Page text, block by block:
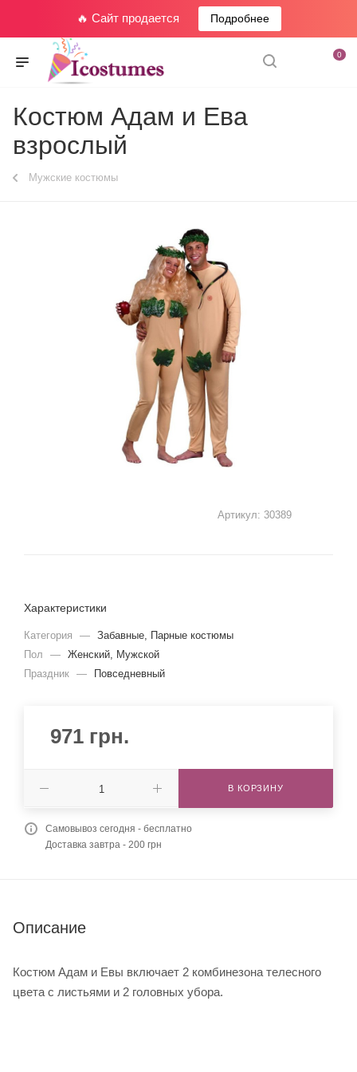
🔥 Сайт продается Подробнее
0
Костюм Адам и Ева
взрослый
Мужские костюмы
Артикул: 30389
Характеристики
Категория — Забавные, Парные костюмы
Пол
— Женский, Мужской
Праздник — Повседневный
971 грн.
В КОРЗИНУ
Самовывоз сегодня - бесплатно
Доставка завтра - 200 грн
Описание
Костюм Адам и Евы включает 2 комбинезона телесного
цвета с листьями и 2 головных убора.